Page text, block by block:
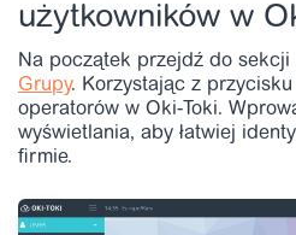
użytkowników w
Na początek przejdź do sekcji
Grupy. Korzystając z
operatorów w Oki-Toki.
wyświetlania, aby łatwiej
firmie.